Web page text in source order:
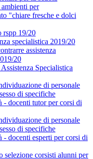
ambienti per
"chiare fresche e dolci
rspp 19/20
specialistica 2019/20
assistenza
20
Specialistica
di personale
di specifiche
- docenti tutor per corsi di
di personale
di specifiche
- docenti esperti per corsi di
selezione corsisti alunni per